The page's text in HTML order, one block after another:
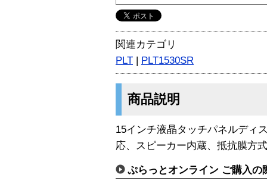
関連カテゴリ
PLT | PLT1530SR
商品説明
15インチ液晶タッチパネルディ
応、スピーカー内蔵、抵抗膜方
ぷらっとオンライン ご購入の